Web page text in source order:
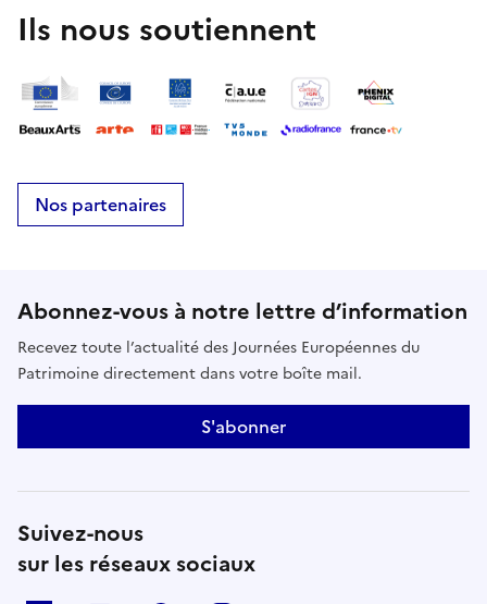
Ils nous soutiennent
Nos partenaires
Abonnez-vous à notre lettre d’information
Recevez toute l’actualité des Journées Européennes du
Patrimoine directement dans votre boîte mail.
S'abonner
Suivez-nous
sur les réseaux sociaux